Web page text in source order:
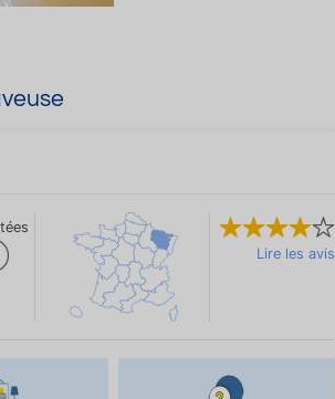
Lire les avis